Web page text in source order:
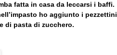
fatta in casa da leccarsi i baffi.
ho aggiunto i pezzettini
di pasta di zucchero.